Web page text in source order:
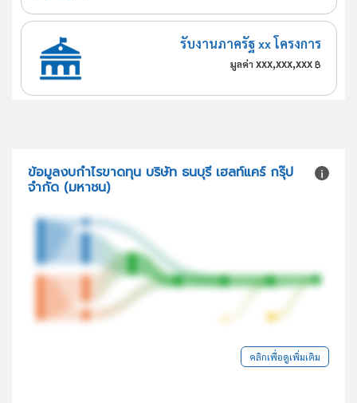
รับงานภาครัฐ xx โครงการ
มูลค่า xxx,xxx,xxx ฿
ข้อมูลงบกำไรขาดทุน บริษัท ธนบุรี เฮลท์แคร์ กรุ๊ป
จำกัด (มหาชน)
คลิกเพื่อดูเพิ่มเติม